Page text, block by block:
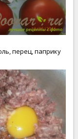
перец, паприку